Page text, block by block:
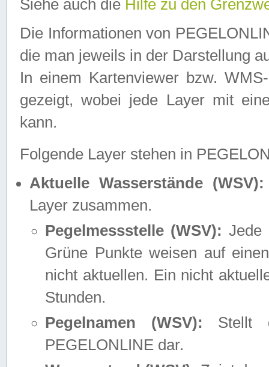
Siehe auch die Hilfe zu den
Die Informationen von
die man jeweils in der Darstellung
In einem Kartenviewer bzw.
gezeigt, wobei jede Layer mit
kann.
Folgende Layer stehen in
Aktuelle Wasserstände (WSV):
Layer zusammen.
Pegelmessstelle (WSV): Jede
Grüne Punkte weisen auf
nicht aktuellen. Ein nicht
Stunden.
Pegelnamen (WSV): Stellt
PEGELONLINE dar.